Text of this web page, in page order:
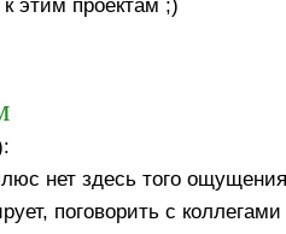
этим проектам ;)
нет здесь того
поговорить с